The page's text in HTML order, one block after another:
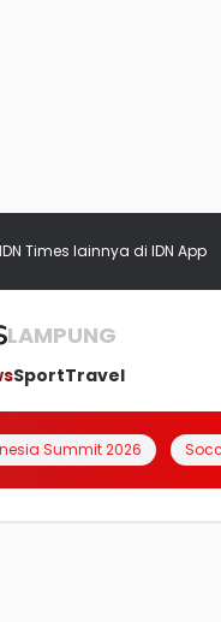
IDN Times lainnya di IDN App
LAMPUNG
SportTravel
Summit 2026